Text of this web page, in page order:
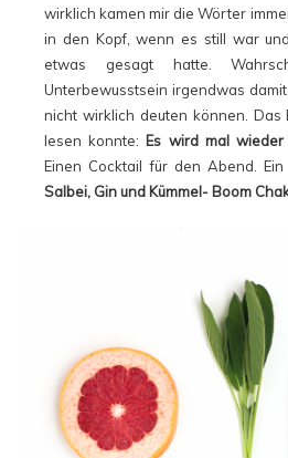
wirklich kamen mir die Wörter
in den Kopf, wenn es still war
etwas gesagt hatte.
Unterbewusstsein irgendwas
nicht wirklich deuten können. Das
lesen konnte: Es wird mal
Einen Cocktail für den Abend.
Salbei, Gin und Kümmel- Boom